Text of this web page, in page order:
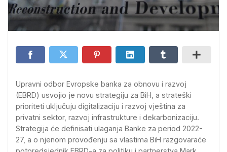
Upravni odbor Evropske banka za obnovu i razvoj
(EBRD) usvojio je novu strategiju za BiH, a strateški
prioriteti uključuju digitalizaciju i razvoj vještina za
privatni sektor, razvoj infrastrukture i dekarbonizaciju.
Strategija će definisati ulaganja Banke za period 2022-
27, a o njenom provođenju sa vlastima BiH razgovaraće